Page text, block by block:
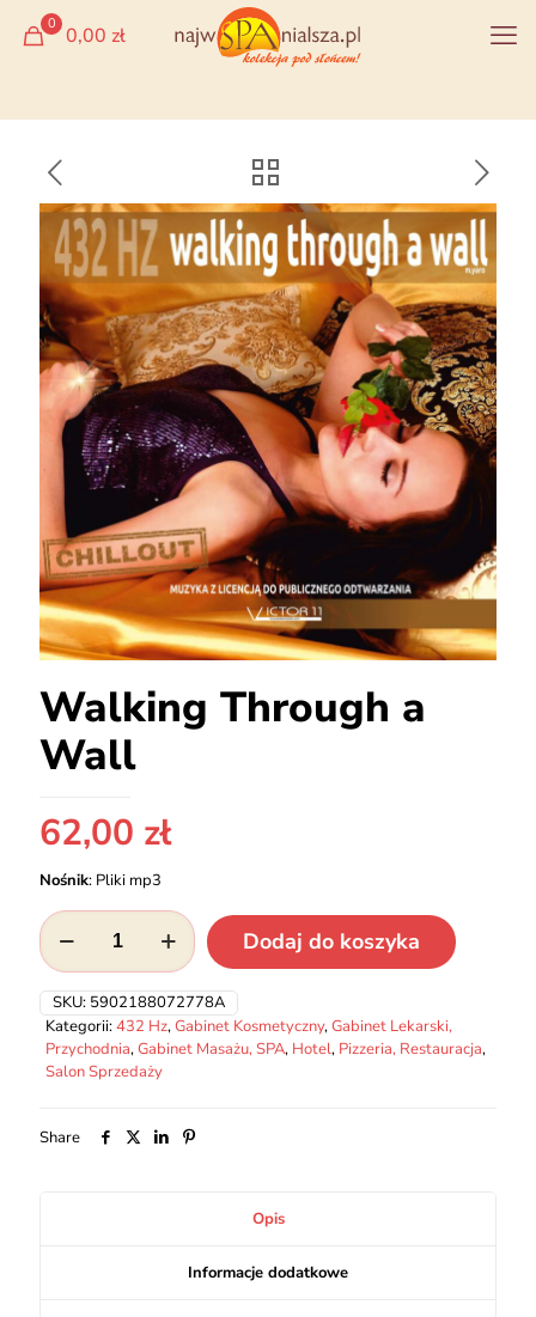
0 0,00 zł
Walking Through a
Wall
62,00 zł
Nośnik: Pliki mp3
ilość
Walking
Through
a
Wall
Dodaj do koszyka
SKU: 5902188072778A
Kategorii:432 Hz,Gabinet Kosmetyczny,Gabinet Lekarski,
Przychodnia,Gabinet Masażu, SPA, Hotel, Pizzeria, Restauracja,
Salon Sprzedaży
Share
Opis
Informacje dodatkowe